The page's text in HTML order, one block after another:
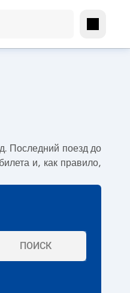
Последний поезд до
и, как правило,
ПОИСК